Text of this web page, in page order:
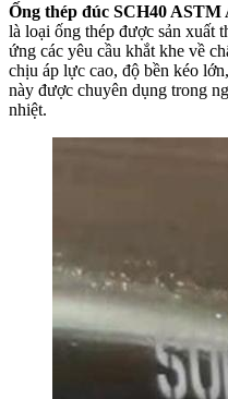
Ống thép đúc SCH40 ASTM
là loại ống thép được sản xuất
ứng các yêu cầu khắt khe về
chịu áp lực cao, độ bền kéo
này được chuyên dụng trong
nhiệt.